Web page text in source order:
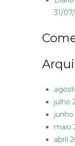
31/
julho
maio
abril